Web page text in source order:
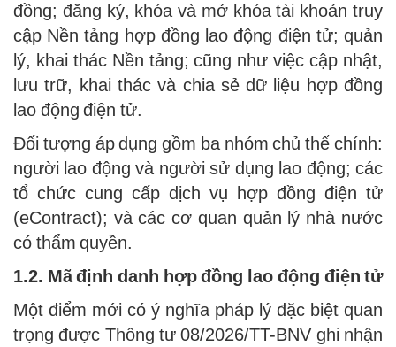
đồng; đăng ký, khóa và mở khóa tài khoản truy
cập Nền tảng hợp đồng lao động điện tử; quản
lý, khai thác Nền tảng; cũng như việc cập nhật,
lưu trữ, khai thác và chia sẻ dữ liệu hợp đồng
lao động điện tử.
Đối tượng áp dụng gồm ba nhóm chủ thể chính:
người lao động và người sử dụng lao động; các
tổ chức cung cấp dịch vụ hợp đồng điện tử
(eContract); và các cơ quan quản lý nhà nước
có thẩm quyền.
1.2. Mã định danh hợp đồng lao động điện tử
Một điểm mới có ý nghĩa pháp lý đặc biệt quan
trọng được Thông tư 08/2026/TT-BNV ghi nhận